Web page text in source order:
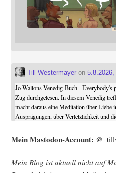
Till Westermayeron
Jo Waltons Venedig-Buch - Everybody's
Zug durchgelesen. In diesem Venedig
macht daraus eine Meditation über Liebe
Ausprägungen, über Verletzlichkeit und
Mein Mast­o­don-Account:
Mein Blog ist aktu­ell nicht auf